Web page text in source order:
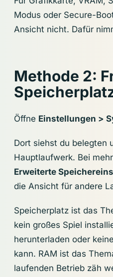
Modus oder Secure-
Ansicht nicht. Dafür
Methode 2:
Öffne Einstellungen >
Dort siehst du belegten
Hauptlaufwerk. Bei
Erweiterte
die Ansicht für andere
Speicherplatz ist das
kein großes Spiel
herunterladen oder
kann. RAM ist das
laufenden Betrieb zäh